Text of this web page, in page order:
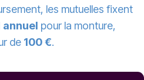
les mutuelles fixent
pour la monture,
de 100 €.